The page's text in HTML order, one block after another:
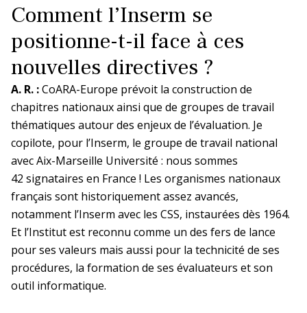
Comment l’Inserm se
positionne-t-il face à ces
nouvelles directives ?
A. R. :CoARA-Europe prévoit la construction de
chapitres nationaux ainsi que de groupes de travail
thématiques autour des enjeux de l’évaluation. Je
copilote, pour l’Inserm, le groupe de travail national
avec Aix-Marseille Université : nous sommes
42 signataires en France ! Les organismes nationaux
français sont historiquement assez avancés,
notamment l’Inserm avec les CSS, instaurées dès 1964.
Et l’Institut est reconnu comme un des fers de lance
pour ses valeurs mais aussi pour la technicité de ses
procédures, la formation de ses évaluateurs et son
outil informatique.